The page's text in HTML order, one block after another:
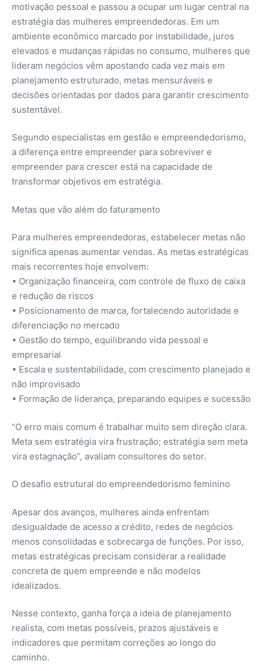
motivação pessoal e passou a ocupar um lugar central na
estratégia das mulheres empreendedoras. Em um
ambiente econômico marcado por instabilidade, juros
elevados e mudanças rápidas no consumo, mulheres que
lideram negócios vêm apostando cada vez mais em
planejamento estruturado, metas mensuráveis e
decisões orientadas por dados para garantir crescimento
sustentável.
Segundo especialistas em gestão e empreendedorismo,
a diferença entre empreender para sobreviver e
empreender para crescer está na capacidade de
transformar objetivos em estratégia.
Metas que vão além do faturamento
Para mulheres empreendedoras, estabelecer metas não
significa apenas aumentar vendas. As metas estratégicas
mais recorrentes hoje envolvem:
• Organização financeira, com controle de fluxo de caixa
e redução de riscos
• Posicionamento de marca, fortalecendo autoridade e
diferenciação no mercado
• Gestão do tempo, equilibrando vida pessoal e
empresarial
• Escala e sustentabilidade, com crescimento planejado e
não improvisado
• Formação de liderança, preparando equipes e sucessão
“O erro mais comum é trabalhar muito sem direção clara.
Meta sem estratégia vira frustração; estratégia sem meta
vira estagnação”, avaliam consultores do setor.
O desafio estrutural do empreendedorismo feminino
Apesar dos avanços, mulheres ainda enfrentam
desigualdade de acesso a crédito, redes de negócios
menos consolidadas e sobrecarga de funções. Por isso,
metas estratégicas precisam considerar a realidade
concreta de quem empreende e não modelos
idealizados.
Nesse contexto, ganha força a ideia de planejamento
realista, com metas possíveis, prazos ajustáveis e
indicadores que permitam correções ao longo do
caminho.